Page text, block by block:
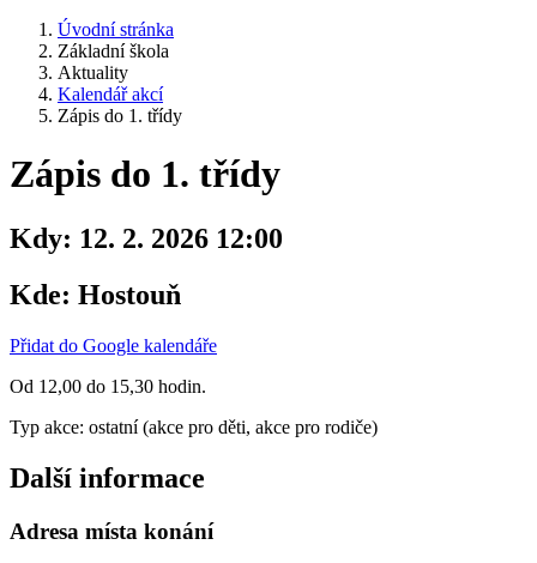
Úvodní stránka
Základní škola
Aktuality
Kalendář akcí
Zápis do 1. třídy
Zápis do 1. třídy
Kdy: 12. 2. 2026 12:00
Kde: Hostouň
Přidat do Google kalendáře
Od 12,00 do 15,30 hodin.
Typ akce: ostatní (akce pro děti, akce pro rodiče)
Další informace
Adresa místa konání